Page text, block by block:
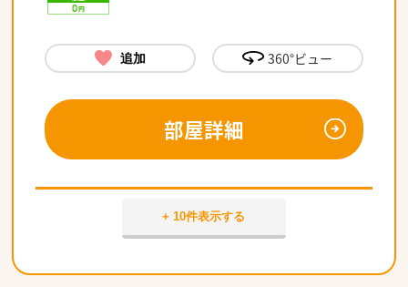
追加 360°ビュー
部屋詳細
+ 10件表示する